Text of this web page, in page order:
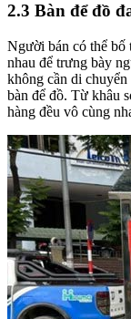
2.3 Bàn để đồ
Người bán có thể
nhau để trưng bày
không cần di chuyển
bàn để đồ. Từ khâu
hàng đều vô cùng